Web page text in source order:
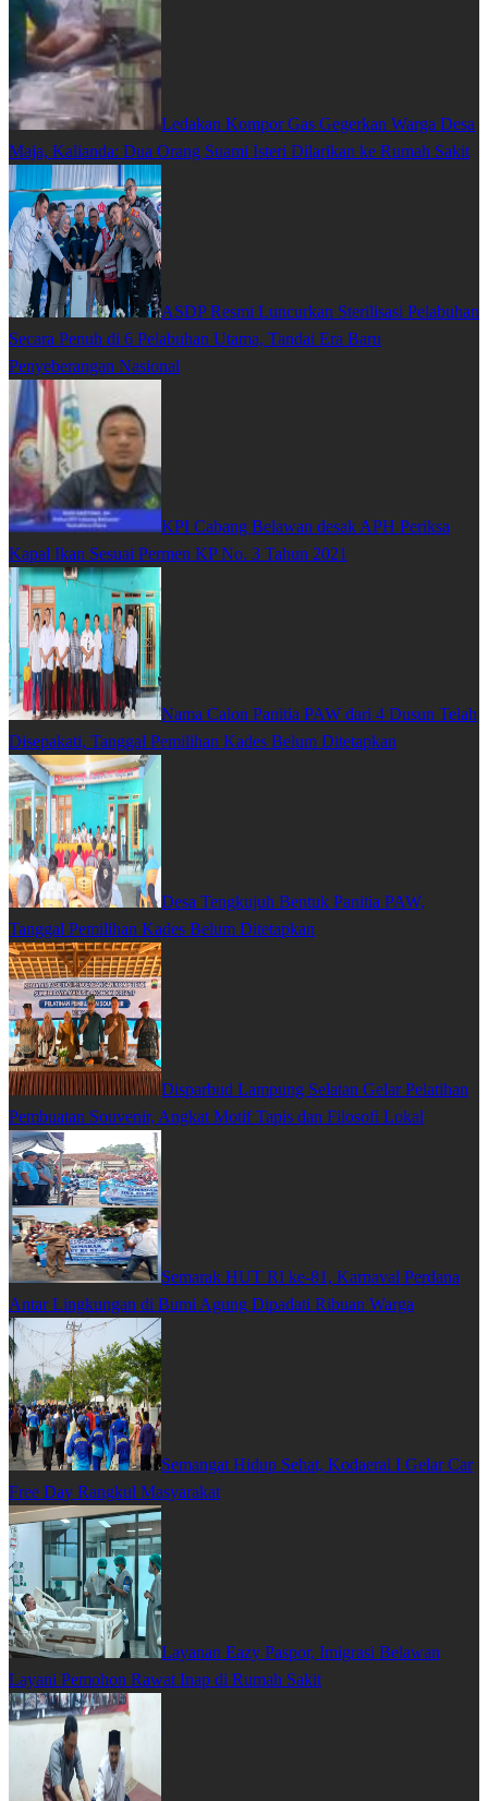
Ledakan Kompor Gas Gegerkan Warga Desa
Maja, Kalianda: Dua Orang Suami Isteri Dilarikan ke Rumah Sakit
ASDP Resmi Luncurkan Sterilisasi Pelabuhan
Secara Penuh di 6 Pelabuhan Utama, Tandai Era Baru
Penyeberangan Nasional
KPI Cabang Belawan desak APH Periksa
Kapal Ikan Sesuai Permen KP No. 3 Tahun 2021
Nama Calon Panitia PAW dari 4 Dusun Telah
Disepakati, Tanggal Pemilihan Kades Belum Ditetapkan
Desa Tengkujuh Bentuk Panitia PAW,
Tanggal Pemilihan Kades Belum Ditetapkan
Disparbud Lampung Selatan Gelar Pelatihan
Pembuatan Souvenir, Angkat Motif Tapis dan Filosofi Lokal
Semarak HUT RI ke-81, Karnaval Perdana
Antar Lingkungan di Bumi Agung Dipadati Ribuan Warga
Semangat Hidup Sehat, Kodaeral I Gelar Car
Free Day Rangkul Masyarakat
Layanan Eazy Paspor, Imigrasi Belawan
Layani Pemohon Rawat Inap di Rumah Sakit